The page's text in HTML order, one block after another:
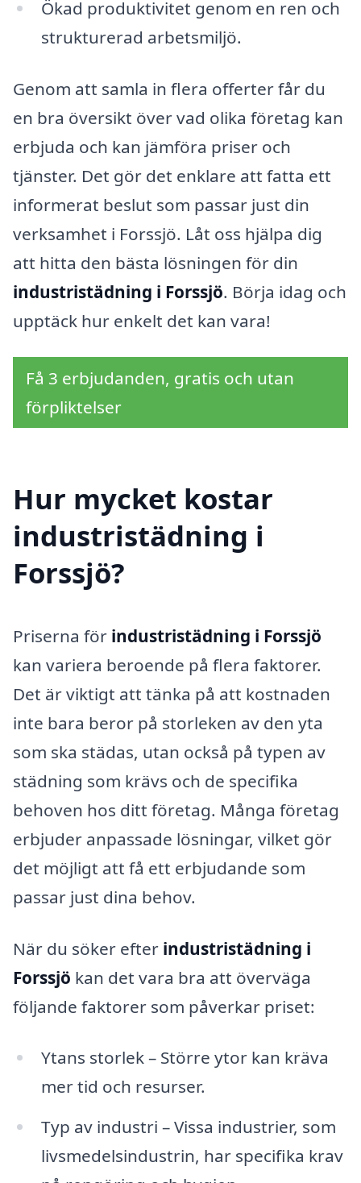
Ökad produktivitet genom en ren och
strukturerad arbetsmiljö.
Genom att samla in flera offerter får du
en bra översikt över vad olika företag kan
erbjuda och kan jämföra priser och
tjänster. Det gör det enklare att fatta ett
informerat beslut som passar just din
verksamhet i Forssjö. Låt oss hjälpa dig
att hitta den bästa lösningen för din
industristädning i Forssjö. Börja idag och
upptäck hur enkelt det kan vara!
Få 3 erbjudanden, gratis och utan
förpliktelser
Hur mycket kostar
industristädning i
Forssjö?
Priserna för industristädning i Forssjö
kan variera beroende på flera faktorer.
Det är viktigt att tänka på att kostnaden
inte bara beror på storleken av den yta
som ska städas, utan också på typen av
städning som krävs och de specifika
behoven hos ditt företag. Många företag
erbjuder anpassade lösningar, vilket gör
det möjligt att få ett erbjudande som
passar just dina behov.
När du söker efter industristädning i
Forssjö kan det vara bra att överväga
följande faktorer som påverkar priset:
Ytans storlek – Större ytor kan kräva
mer tid och resurser.
Typ av industri – Vissa industrier, som
livsmedelsindustrin, har specifika krav